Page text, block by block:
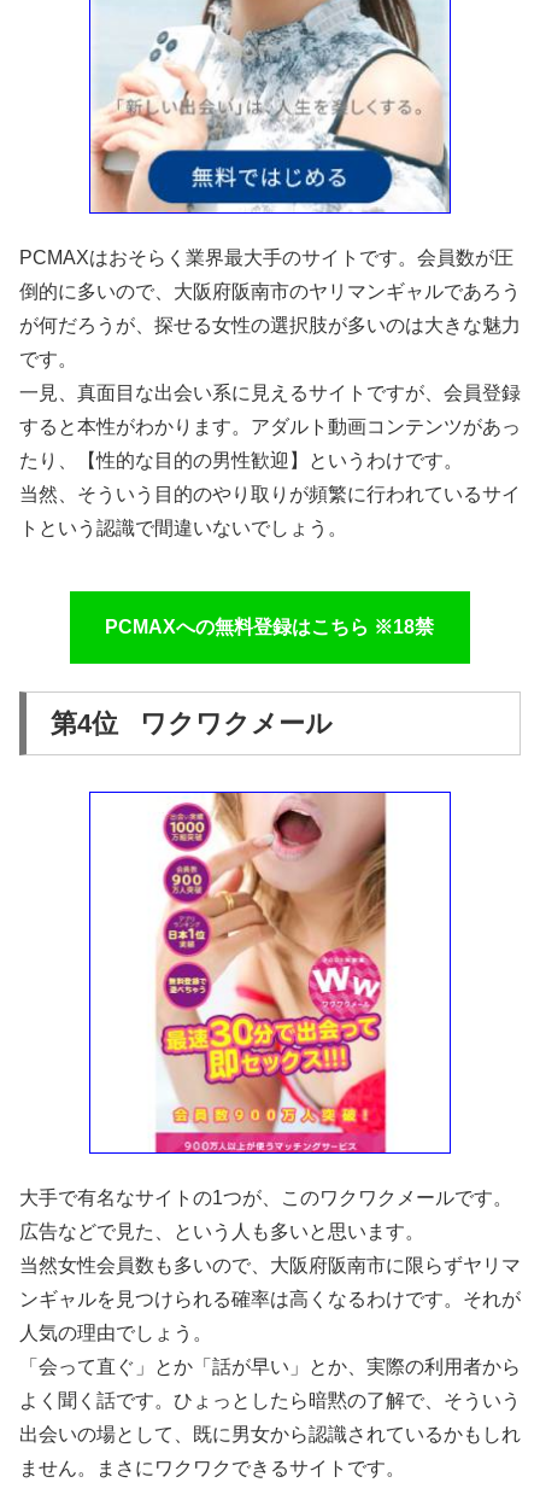
PCMAXはおそらく業界最大手のサイトです。会員数が圧
倒的に多いので、大阪府阪南市のヤリマンギャルであろう
が何だろうが、探せる女性の選択肢が多いのは大きな魅力
です。
一見、真面目な出会い系に見えるサイトですが、会員登録
すると本性がわかります。アダルト動画コンテンツがあっ
たり、【性的な目的の男性歓迎】というわけです。
当然、そういう目的のやり取りが頻繁に行われているサイ
トという認識で間違いないでしょう。
PCMAXへの無料登録はこちら ※18禁
第4位 ワクワクメール
大手で有名なサイトの1つが、このワクワクメールです。
広告などで見た、という人も多いと思います。
当然女性会員数も多いので、大阪府阪南市に限らずヤリマ
ンギャルを見つけられる確率は高くなるわけです。それが
人気の理由でしょう。
「会って直ぐ」とか「話が早い」とか、実際の利用者から
よく聞く話です。ひょっとしたら暗黙の了解で、そういう
出会いの場として、既に男女から認識されているかもしれ
ません。まさにワクワクできるサイトです。